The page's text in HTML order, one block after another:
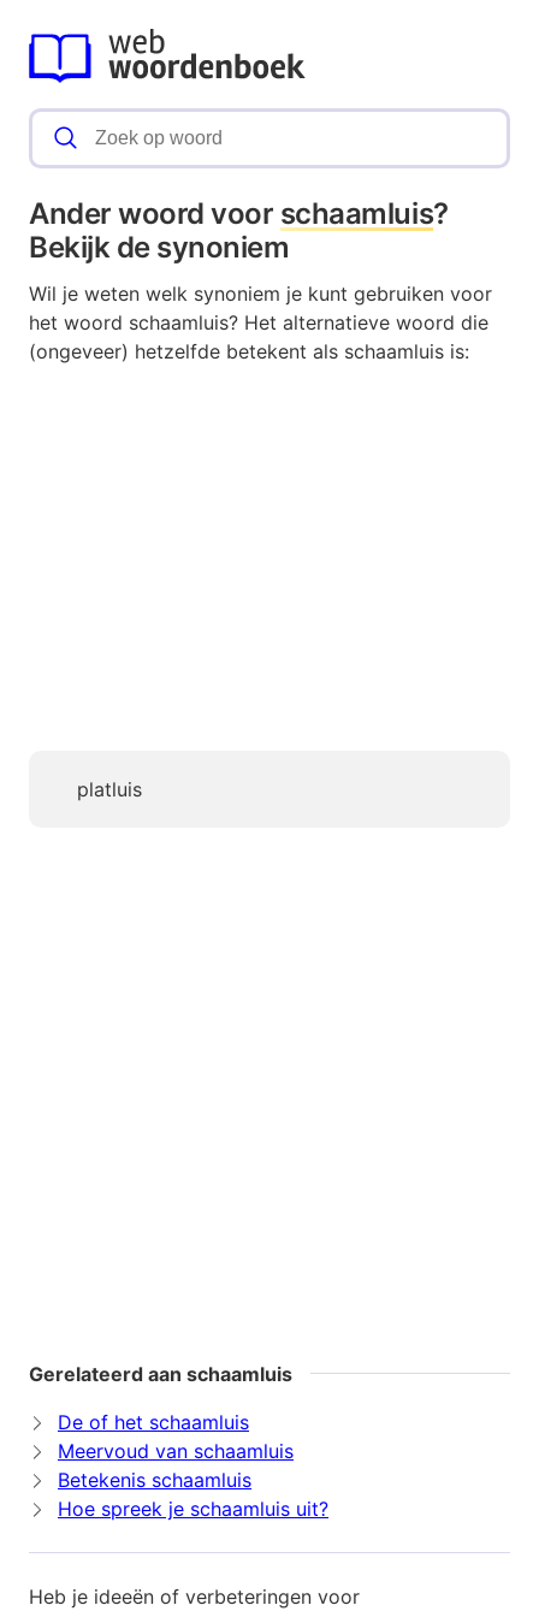
Ander woord voor schaamluis?
Bekijk de synoniem
Wil je weten welk synoniem je kunt gebruiken voor
het woord schaamluis? Het alternatieve woord die
(ongeveer) hetzelfde betekent als schaamluis is:
platluis
Gerelateerd aan schaamluis
De of het schaamluis
Meervoud van schaamluis
Betekenis schaamluis
Hoe spreek je schaamluis uit?
Heb je ideeën of verbeteringen voor